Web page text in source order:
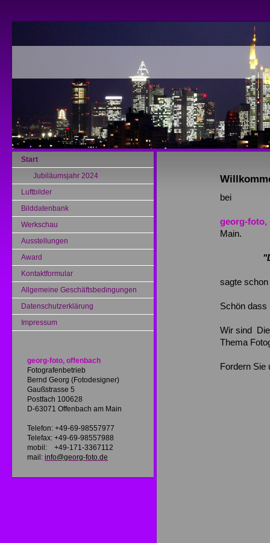
Start
Jubiläumsjahr 2024
Luftbilder
Bilddatenbank
Werkschau
Ausstellungen
Award
Kontaktformular
Allgemeine Geschäftsbedingungen
Datenschutzerklärung
Impressum
georg-foto, offenbach
Fotografenbetrieb
Bernd Georg (Fotodesigner)
Gaußstrasse 5
Postfach 100628
D-63071 Offenbach am Main
Telefon: +49-69-98557977
Telefax: +49-69-98557988
mobil: +49-171-3367112
mail: info@georg-foto.de
bei
georg-foto,
Main.
sagte
Schön dass
Wir sind
Thema
Fordern Sie